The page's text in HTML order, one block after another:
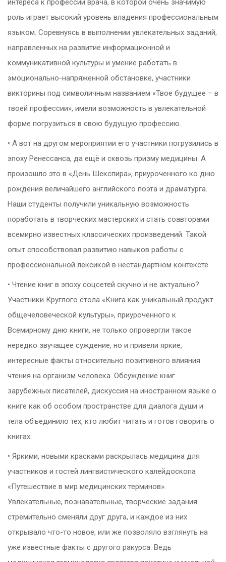
роль играет высокий уровень владения профессиональным
языком. Соревнуясь в выполнении увлекательных заданий,
направленных на развитие информационной и
коммуникативной культуры и умение работать в
эмоционально-напряженной обстановке, участники
викторины под символичным названием «Твое будущее – в
твоей профессии», имели возможность в увлекательной
форме погрузиться в свою будущую профессию.
• А вот на другом мероприятии его участники погрузились в
эпоху Ренессанса, да ещё и сквозь призму медицины. А
произошло это в «День Шекспира», приуроченного ко дню
рождения величайшего английского поэта и драматурга.
Наши студенты получили уникальную возможность
поработать в творческих мастерских и стать соавторами
всемирно известных классических произведений. Такой
опыт способствовал развитию навыков работы с
профессиональной лексикой в нестандартном контексте.
• Чтение книг в эпоху соцсетей скучно и не актуально?
Участники Круглого стола «Книга как уникальный продукт
общечеловеческой культуры», приуроченного к
Всемирному дню книги, не только опровергли такое
нередко звучащее суждение, но и привели яркие,
интересные факты относительно позитивного влияния
чтения на организм человека. Обсуждение книг
зарубежных писателей, дискуссия на иностранном языке о
книге как об особом пространстве для диалога души и
тела объединило тех, кто любит читать и готов говорить о
книгах.
• Яркими, новыми красками раскрылась медицина для
участников и гостей лингвистического калейдоскопа
«Путешествие в мир медицинских терминов».
Увлекательные, познавательные, творческие задания
стремительно сменяли друг друга, и каждое из них
открывало что-то новое, или же позволяло взглянуть на
уже известные факты с другого ракурса. Ведь